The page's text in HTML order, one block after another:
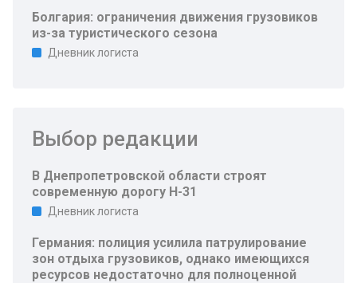
Болгария: ограничения движения грузовиков
из-за туристического сезона
Дневник логиста
Выбор редакции
В Днепропетровской области строят
современную дорогу Н-31
Дневник логиста
Германия: полиция усилила патрулирование
зон отдыха грузовиков, однако имеющихся
ресурсов недостаточно для полноценной